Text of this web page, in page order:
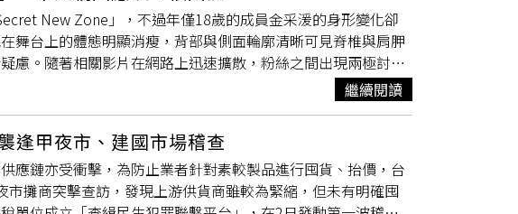
雙方針對當晚互動細節、飲酒狀況與是否具備同意能力進行
然而，陪審團在綜合證詞與證據後，未採信其說法，最終裁定
動條件，存在潛逃可能，因此不予保釋並裁定羈押。霍爾德為
Dunkerton）共同創立該品牌，為英國時尚產業知名企業人士
同意」認定標準的關注。Superdry共同創辦人詹姆斯霍爾德
自X，@BBCBreaking）
New Zone」，不過年僅18歲的成員金采湲的身形變化卻
舞台上的體態明顯消瘦，背部與側面輪廓清晰可見脊椎與肩胛
慮。隨著相關影片在網路上迅速擴散，粉絲之間出現兩極討
的明顯消瘦可能涉及過度節食或潛在健康問題，甚至有人聯想
，也有粉絲呼籲外界避免過度揣測，應等待本人說明。金采湲
是我人生中檢查結果最健康的時刻」，希望粉絲不必過度擔
檢查，相關數據顯示一切正常。針對外界以「病重」或「身體
並不符合實際狀況。她也提及所屬公司Modhaus對藝人日常
繼續閱讀
逢甲夜市、建國市場稽查
應鏈亦受衝擊，為防止業者針對素較製品進行囤貨、抬價，台
攤商突擊查訪，發現上游供貨商雖較為緊縮，但未有明確囤